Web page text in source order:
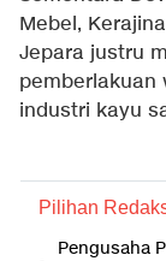
Mebel,
Jepara justru
pemberlakuan
industri kayu
Pilihan
Pengusaha